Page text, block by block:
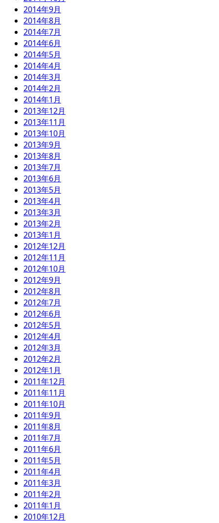
2014年9月
2014年8月
2014年7月
2014年6月
2014年5月
2014年4月
2014年3月
2014年2月
2014年1月
2013年12月
2013年11月
2013年10月
2013年9月
2013年8月
2013年7月
2013年6月
2013年5月
2013年4月
2013年3月
2013年2月
2013年1月
2012年12月
2012年11月
2012年10月
2012年9月
2012年8月
2012年7月
2012年6月
2012年5月
2012年4月
2012年3月
2012年2月
2012年1月
2011年12月
2011年11月
2011年10月
2011年9月
2011年8月
2011年7月
2011年6月
2011年5月
2011年4月
2011年3月
2011年2月
2011年1月
2010年12月